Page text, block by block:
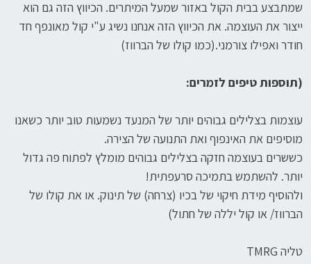
שמתבצע בבית הקול באזור שמעל המיתרים. הכיווץ הזה גם הוא
ייצור את העוצמה. את הכיווץ הזה אנחנו נשיג ע"י קול מאונפף חד
חודר ואפילו צורמני.(כמו קולו של הברווז)
(תוספות טיפים לזמרים:
עוצמות בצלילים גבוהים יותר של המנעד נשמעות טוב יותר כשאנו
מוסיפים את האינפוף ואת התנועה של הצירה.
כששרים בעוצמה חזקה בצלילים גבוהים מומלץ לפתוח פה גדול
יותר. להשתמש בתמיכה סרעפתית!
ולהוסיף מידת חיקוי של בכיו (צרחה) של תינוק. או את קולו של
הברווז/ או קול יללה של חתול)
טליה TMRG